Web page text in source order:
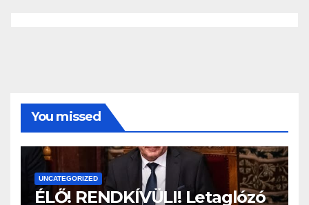
You missed
UNCATEGORIZED
ÉLŐ! RENDKÍVÜLI! Letaglózó